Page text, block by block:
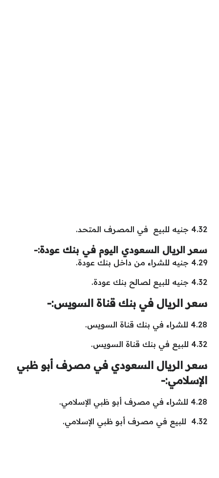
4.32 جنيه للبيع في المصرف المتحد.
سعر الريال السعودي اليوم في بنك عودة:-
4.29 جنيه للشراء من داخل بنك عودة.
4.32 جنيه للبيع لصالح بنك عودة.
سعر الريال في بنك قناة السويس:-
4.28 للشراء في بنك قناة السويس.
4.32 للبيع في بنك قناة السويس.
سعر الريال السعودي في مصرف أبو ظبي
الإسلامي:-
4.28 للشراء في مصرف أبو ظبي الإسلامي.
4.32 للبيع في مصرف أبو ظبي الإسلامي.